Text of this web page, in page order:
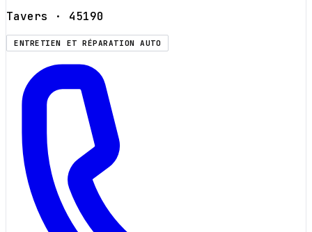
Tavers · 45190
ENTRETIEN ET RÉPARATION AUTO